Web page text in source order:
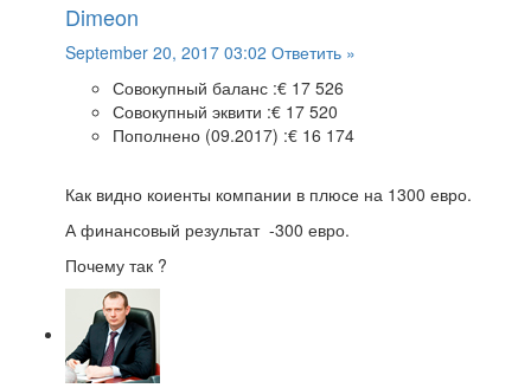
Dimeon
September 20, 2017 03:02 Ответить »
Совокупный баланс :€ 17 526
Совокупный эквити :€ 17 520
Пополнено (09.2017) :€ 16 174
Как видно коиенты компании в плюсе на 1300 евро.
А финансовый результат -300 евро.
Почему так ?